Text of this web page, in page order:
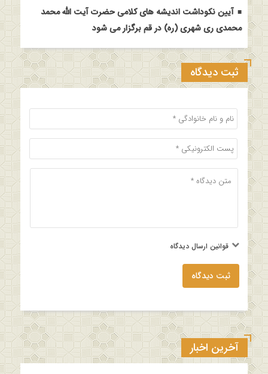
آیین نکوداشت اندیشه های کلامی حضرت آیت الله محمد
محمدی ری شهری (ره) در قم برگزار می شود
ثبت دیدگاه
قوانین ارسال دیدگاه
ثبت دیدگاه
آخرین اخبار